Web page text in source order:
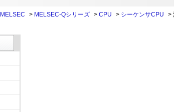
> MELSEC-Qシリーズ > CPU > シーケンサCPU >